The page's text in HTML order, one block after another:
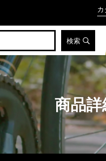
カ
検索
商品